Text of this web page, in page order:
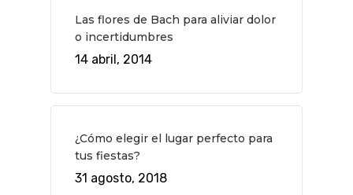
Las flores de Bach para aliviar dolor
o incertidumbres
14 abril, 2014
¿Cómo elegir el lugar perfecto para
tus fiestas?
31 agosto, 2018